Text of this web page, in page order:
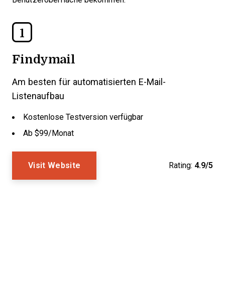
1
Findymail
Am besten für automatisierten E-Mail-
Listenaufbau
Kostenlose Testversion verfügbar
Ab $99/Monat
Visit Website Rating: 4.9/5